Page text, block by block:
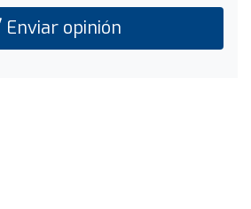
Enviar opinión